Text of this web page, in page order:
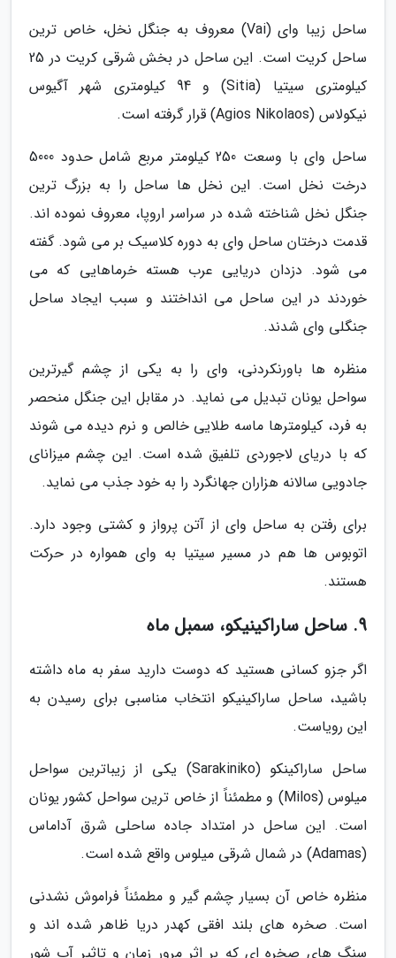
ساحل زیبا وای (Vai) معروف به جنگل نخل، خاص ترین
ساحل کریت است. این ساحل در بخش شرقی کریت در 25
کیلومتری سیتیا (Sitia) و 94 کیلومتری شهر آگیوس
نیکولاس (Agios Nikolaos) قرار گرفته است.
ساحل وای با وسعت 250 کیلومتر مربع شامل حدود 5000
درخت نخل است. این نخل ها ساحل را به بزرگ ترین
جنگل نخل شناخته شده در سراسر اروپا، معروف نموده اند.
قدمت درختان ساحل وای به دوره کلاسیک بر می شود. گفته
می شود. دزدان دریایی عرب هسته خرماهایی که می
خوردند در این ساحل می انداختند و سبب ایجاد ساحل
جنگلی وای شدند.
منظره ها باورنکردنی، وای را به یکی از چشم گیرترین
سواحل یونان تبدیل می نماید. در مقابل این جنگل منحصر
به فرد، کیلومترها ماسه طلایی خالص و نرم دیده می شوند
که با دریای لاجوردی تلفیق شده است. این چشم میزانای
جادویی سالانه هزاران جهانگرد را به خود جذب می نماید.
برای رفتن به ساحل وای از آتن پرواز و کشتی وجود دارد.
اتوبوس ها هم در مسیر سیتیا به وای همواره در حرکت
هستند.
9. ساحل ساراکینیکو، سمبل ماه
اگر جزو کسانی هستید که دوست دارید سفر به ماه داشته
باشید، ساحل ساراکینیکو انتخاب مناسبی برای رسیدن به
این رویاست.
ساحل ساراکینکو (Sarakiniko) یکی از زیباترین سواحل
میلوس (Milos) و مطمئناً از خاص ترین سواحل کشور یونان
است. این ساحل در امتداد جاده ساحلی شرق آداماس
(Adamas) در شمال شرقی میلوس واقع شده است.
منظره خاص آن بسیار چشم گیر و مطمئناً فراموش نشدنی
است. صخره های بلند افقی کهدر دریا ظاهر شده اند و
سنگ های صخره ای که بر اثر مرور زمان و تاثیر آب شور